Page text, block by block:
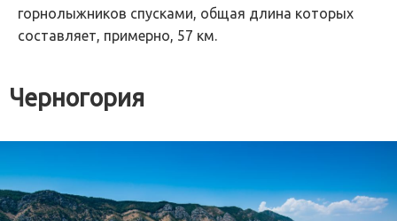
горнолыжников спусками, общая длина которых
составляет, примерно, 57 км.
Черногория